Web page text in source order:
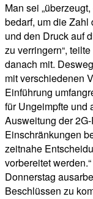
Man sei
bedarf, um die
und den Druck auf
zu verringern“,
danach mit.
mit verschiedenen
Einführung
für Ungeimpfte und
Ausweitung der
Einschränkungen
zeitnahe
vorbereitet
Donnerstag
Beschlüssen zu